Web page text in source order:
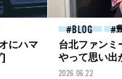
にハマ
]
BLOG
台北ファンミ
やって思い出
嬉しい[豊田裕
2026.06.22